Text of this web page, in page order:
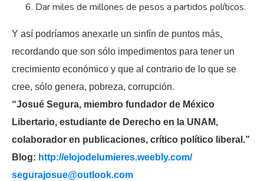
Dar miles de millones de pesos a partidos políticos.
Y así podríamos anexarle un sinfín de puntos más,
recordando que son sólo impedimentos para tener un
crecimiento económico y que al contrario de lo que se
cree, sólo genera, pobreza, corrupción.
“Josué Segura, miembro fundador de México
Libertario, estudiante de Derecho en la UNAM,
colaborador en publicaciones, crítico político liberal.”
Blog: http://elojodelumieres.weebly.com/
segurajosue@outlook.com